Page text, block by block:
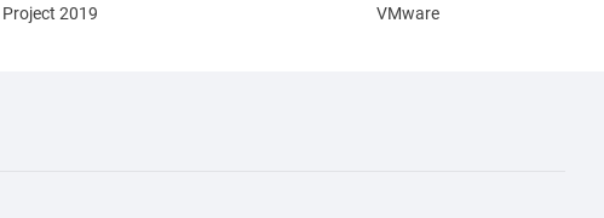
Project 2019
VMware